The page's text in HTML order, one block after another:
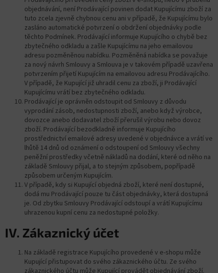
objednávání, není Prodávající povinen dodat Kupujícímu zboží za
tuto zcela zjevně chybnou cenu ani v případě, že Kupujícímu bylo
zasláno automatické potvrzení o obdržení objednávky podle
těchto Podmínek. Prodávající informuje Kupujícího o chybě bez
zbytečného odkladu a zašle Kupujícímu na jeho emailovou
adresu pozměněnou nabídku. Pozměněná nabídka se považuje
za nový návrh Smlouvy a Smlouva je v takovém případě uzavřena
potvrzením přijetí Kupujícím na emailovou adresu Prodávajícího.
V případě, že Kupující již uhradil cenu za zboží, ji Prodávající
Kupujícímu vrátí bez zbytečného odkladu.
Prodávající je oprávněn odstoupit od Smlouvy z důvodu
vyprodání zásob, nedostupnosti zboží, anebo když výrobce,
dovozce anebo dodavatel zboží přerušil výrobu nebo dovoz
zboží. Prodávající bezodkladně informuje Kupujícího
prostřednictví emailové adresy uvedené v objednávce a vrátí ve
lhůtě 14 dnů od oznámení o odstoupení od Smlouvy všechny
peněžní prostředky včetně nákladů na dodání, které od něho na
základě Smlouvy přijal, a to stejným způsobem, popřípadě
způsobem určeným Kupujícím.
V případě, kdy si Kupující objedná zboží, které není dostupné,
dodá mu Prodávající pouze tu část objednávky, která dostupná
je. Od zbytku Smlouvy Prodávající odstoupí a vrátí Kupujícímu
uhrazenou kupní cenu za nedostupné položky.
IV. Zákaznický účet
Na základě registrace Kupujícího provedené v e-shopu může
Kupující přistupovat do svého zákaznického účtu. Ze svého
zákaznického účtu může Kupující provádět objednávání zboží.